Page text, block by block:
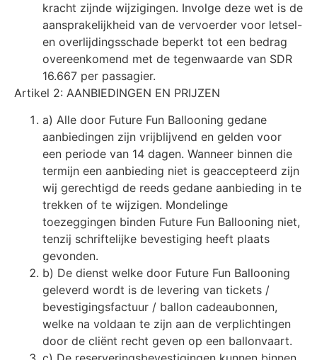
kracht zijnde wijzigingen. Involge deze wet is de
aansprakelijkheid van de vervoerder voor letsel-
en overlijdingsschade beperkt tot een bedrag
overeenkomend met de tegenwaarde van SDR
16.667 per passagier.
Artikel 2: AANBIEDINGEN EN PRIJZEN
a) Alle door Future Fun Ballooning gedane
aanbiedingen zijn vrijblijvend en gelden voor
een periode van 14 dagen. Wanneer binnen die
termijn een aanbieding niet is geaccepteerd zijn
wij gerechtigd de reeds gedane aanbieding in te
trekken of te wijzigen. Mondelinge
toezeggingen binden Future Fun Ballooning niet,
tenzij schriftelijke bevestiging heeft plaats
gevonden.
b) De dienst welke door Future Fun Ballooning
geleverd wordt is de levering van tickets /
bevestigingsfactuur / ballon cadeaubonnen,
welke na voldaan te zijn aan de verplichtingen
door de cliënt recht geven op een ballonvaart.